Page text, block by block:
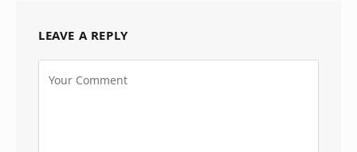
LEAVE A REPLY